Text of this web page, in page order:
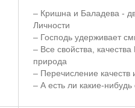
– Кришна и Баладева -
Личности
– Господь удерживает
– Все свойства,
природа
– Перечисление качеств
– А есть ли какие-